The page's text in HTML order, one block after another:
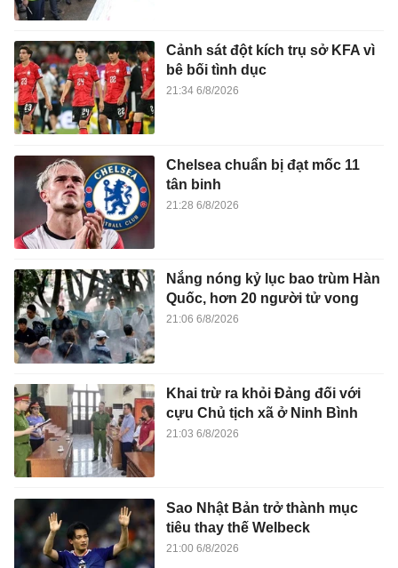
Cảnh sát đột kích trụ sở KFA vì
bê bối tình dục
21:34 6/8/2026
Chelsea chuẩn bị đạt mốc 11
tân binh
21:28 6/8/2026
Nắng nóng kỷ lục bao trùm Hàn
Quốc, hơn 20 người tử vong
21:06 6/8/2026
Khai trừ ra khỏi Đảng đối với
cựu Chủ tịch xã ở Ninh Bình
21:03 6/8/2026
Sao Nhật Bản trở thành mục
tiêu thay thế Welbeck
21:00 6/8/2026